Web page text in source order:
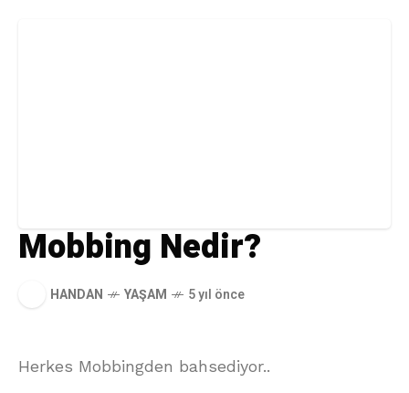
Mobbing Nedir?
HANDAN YAŞAM 5 yıl önce
Herkes Mobbingden bahsediyor..